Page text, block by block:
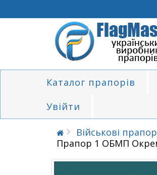
Каталог прапорів
Увійти
Військові
Прапор 1 ОБМП